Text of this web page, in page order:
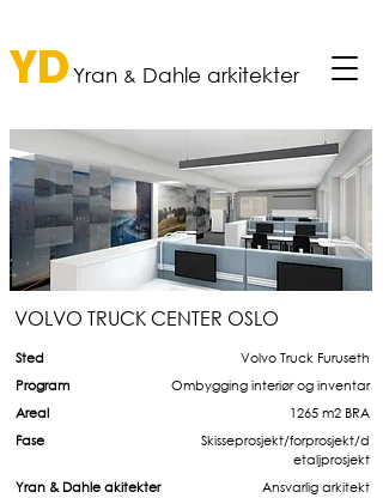
YDYran & Dahle arkitekter
VOLVO TRUCK CENTER OSLO
Sted
Volvo Truck Furuseth
Program
Ombygging interiør og inventar
Areal
1265 m2 BRA
Fase
Skisseprosjekt/forprosjekt/d
etaljprosjekt
Yran & Dahle akitekter
Ansvarlig arkitekt